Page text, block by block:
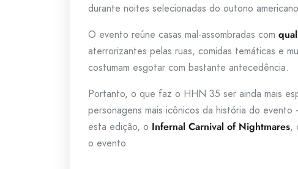
durante noites selecionadas do outono
O evento reúne casas mal-assombradas com
aterrorizantes pelas ruas, comidas temáticas e
costumam esgotar com bastante antecedência.
Portanto, o que faz o HHN 35 ser ainda mais
personagens mais icônicos da história do
esta edição, o Infernal Carnival of Nightmares,
o evento.